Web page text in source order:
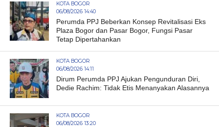
KOTA BOGOR
06/08/2026 14:40
Perumda PPJ Beberkan Konsep Revitalisasi Eks
Plaza Bogor dan Pasar Bogor, Fungsi Pasar
Tetap Dipertahankan
KOTA BOGOR
06/08/2026 14:11
Dirum Perumda PPJ Ajukan Pengunduran Diri,
Dedie Rachim: Tidak Etis Menanyakan Alasannya
KOTA BOGOR
06/08/2026 13:20